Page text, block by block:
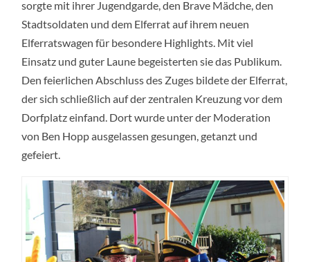
sorgte mit ihrer Jugendgarde, den Brave Mädche, den
Stadtsoldaten und dem Elferrat auf ihrem neuen
Elferratswagen für besondere Highlights. Mit viel
Einsatz und guter Laune begeisterten sie das Publikum.
Den feierlichen Abschluss des Zuges bildete der Elferrat,
der sich schließlich auf der zentralen Kreuzung vor dem
Dorfplatz einfand. Dort wurde unter der Moderation
von Ben Hopp ausgelassen gesungen, getanzt und
gefeiert.